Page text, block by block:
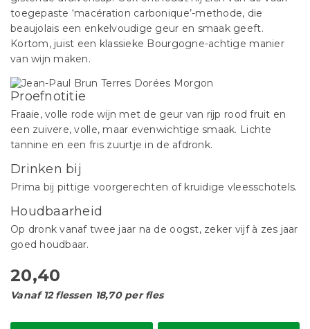
toegepaste ‘macération carbonique’-methode, die
beaujolais een enkelvoudige geur en smaak geeft.
Kortom, juist een klassieke Bourgogne-achtige manier
van wijn maken.
Proefnotitie
Fraaie, volle rode wijn met de geur van rijp rood fruit en
een zuivere, volle, maar evenwichtige smaak. Lichte
tannine en een fris zuurtje in de afdronk.
Drinken bij
Prima bij pittige voorgerechten of kruidige vleesschotels.
Houdbaarheid
Op dronk vanaf twee jaar na de oogst, zeker vijf à zes jaar
goed houdbaar.
20,40
Vanaf 12 flessen 18,70 per fles